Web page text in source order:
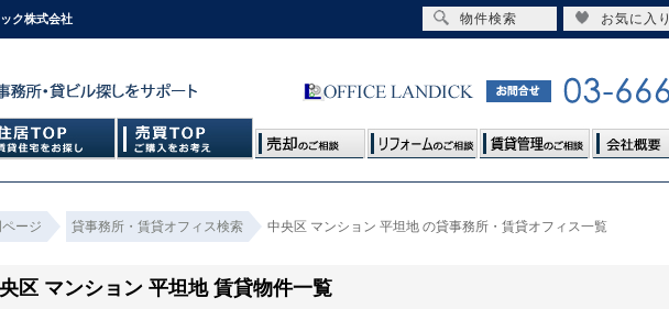
ク株式会社
ージ 貸事務所・賃貸オフィス検索 中央区 マンション 平坦地 の貸事務所・賃貸オフィス一覧
区 マンション 平坦地 賃貸物件一覧
物件検索 お気に入り